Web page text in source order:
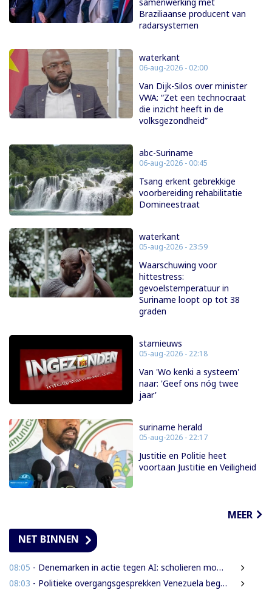
Braziliaanse producent van
radarsystemen
waterkant
06-aug-2026 - 02:00
Van Dijk-Silos over minister
VWA: “Zet een technocraat
die inzicht heeft in de
volksgezondheid”
abc-Suriname
06-aug-2026 - 00:45
Tsang erkent gebrekkige
voorbereiding rehabilitatie
Domineestraat
waterkant
05-aug-2026 - 23:59
Waarschuwing voor
hittestress:
gevoelstemperatuur in
Suriname loopt op tot 38
graden
starnieuws
05-aug-2026 - 22:18
Van 'Wo kenki a systeem'
naar: 'Geef ons nóg twee
jaar'
suriname herald
05-aug-2026 - 22:17
Justitie en Politie heet
voortaan Justitie en Veiligheid
MEER
NET BINNEN
08:05 - Denemarken in actie tegen AI: scholieren moeten extra mondelinge examens doen
08:03 - Politieke overgangsgesprekken Venezuela beginnen zonder Machado